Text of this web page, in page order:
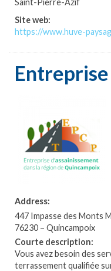
Saint-Pierre-Azif
Site web:
https://www.huve-
Entreprise
Address:
447 Impasse des Monts
76230 – Quincampoix
Courte description:
Vous avez besoin des
terrassement qualifiée